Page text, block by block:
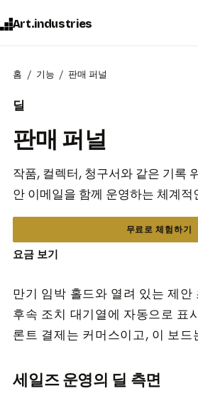
Art.industries
홈 기능 판매 퍼널
딜
판매 퍼널
작품, 컬렉터, 청구서와 같은 기록
안 이메일을 함께 운영하는 체계적
무료로 체험하기
요금 보기
만기 임박 홀드와 열려 있는 제안
후속 조치 대기열에 자동으로 표
론트 결제는 커머스이고, 이 보드
세일즈 운영의 딜 측면